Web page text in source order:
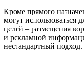
Кроме прямого
могут использоваться
целей – размещения
и рекламной
нестандартный подход.